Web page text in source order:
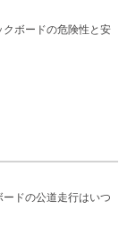
ボードの危険性と安
ドの公道走行はいつ